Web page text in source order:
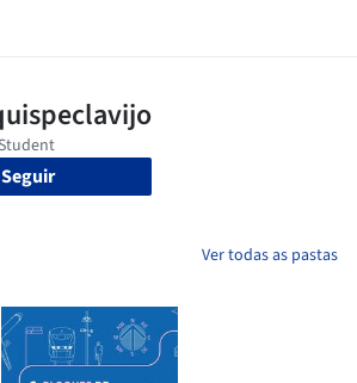
Seguir
Ver todas as pastas